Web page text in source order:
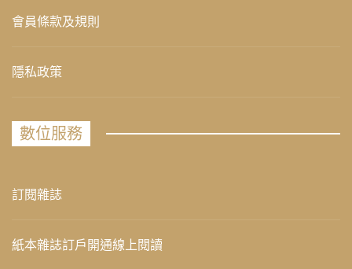
會員條款及規則
隱私政策
數位服務
訂閱雜誌
紙本雜誌訂戶開通線上閱讀